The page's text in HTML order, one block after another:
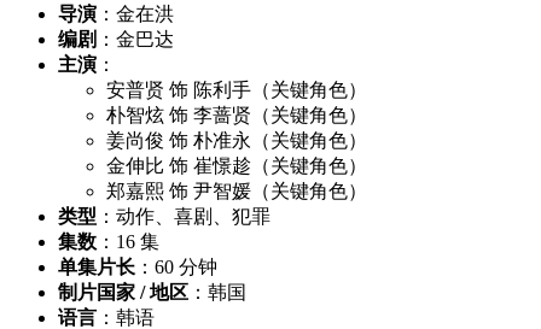
导演 ：金在洪
编剧 ：金巴达
主演 ：
安普贤 饰 陈利手（关键角色）
朴智炫 饰 李蔷贤（关键角色）
姜尚俊 饰 朴准永（关键角色）
金伸比 饰 崔憬趁（关键角色）
郑嘉熙 饰 尹智媛（关键角色）
类型 ：动作、喜剧、犯罪
集数 ：16 集
单集片长 ：60 分钟
制片国家 / 地区 ：韩国
语言 ：韩语